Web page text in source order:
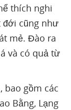
thích nghi
đới cũng như
mẻ. Đào ra
và có quả từ
bao gồm các
Bằng, Lạng